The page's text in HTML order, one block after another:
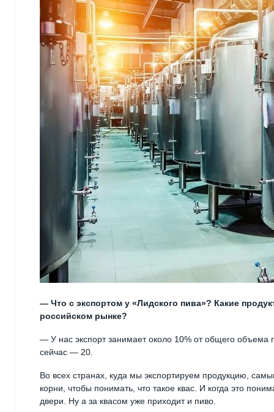
— Что с экспортом у «Лидского пива»? Какие
российском рынке?
— У нас экспорт занимает около 10% от общего
сейчас — 20.
Во всех странах, куда мы экспортируем продукцию,
корни, чтобы понимать, что такое квас. И когда это
двери. Ну а за квасом уже приходит и пиво.